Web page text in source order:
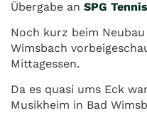
Übergabe an SPG
Noch kurz beim
Wimsbach
Mittagessen.
Da es quasi ums Eck
Musikheim in Bad